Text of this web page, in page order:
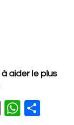
aider le plus
X
W